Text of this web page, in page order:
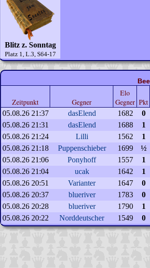
Blitz z. Sonntag
Platz 1, L.3, S64-17
Zeitpunkt Gegner
Elo
Gegner Pkt
05.08.26 21:37 dasElend 1682
0
05.08.26 21:31
dasElend 1688
1
05.08.26 21:24
Lilli 1562
1
05.08.26 21:18
Puppenschieber 1699
½
05.08.26 21:06
Ponyhoff 1557
1
05.08.26 21:04
ucak 1642
1
05.08.26 20:51
Varianter 1647
0
05.08.26 20:37
blueriver 1783
0
05.08.26 20:28
blueriver 1790
1
05.08.26 20:22
Norddeutscher 1549 0